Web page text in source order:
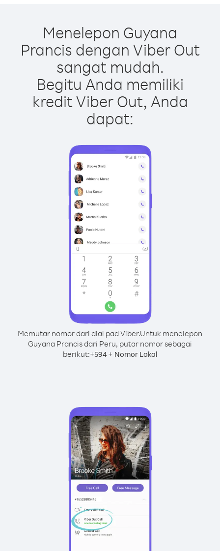
Menelepon Guyana
Prancis dengan Viber Out
sangat mudah.
Begitu Anda memiliki
kredit Viber Out, Anda
dapat:
Memutar nomor dari dial pad Viber.Untuk menelepon
Guyana Prancis dari Peru, putar nomor sebagai
berikut:+594+ Nomor Lokal